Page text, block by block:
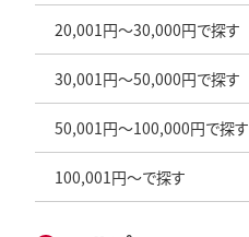
20,001円～30,000円で探す
30,001円～50,000円で探す
50,001円～100,000円で探す
100,001円～で探す